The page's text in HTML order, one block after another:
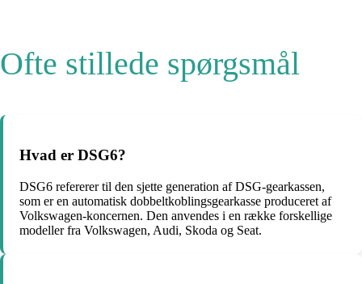
Ofte stillede spørgsmål
Hvad er DSG6?
DSG6 refererer til den sjette generation af DSG-gearkassen,
som er en automatisk dobbeltkoblingsgearkasse produceret af
Volkswagen-koncernen. Den anvendes i en række forskellige
modeller fra Volkswagen, Audi, Skoda og Seat.